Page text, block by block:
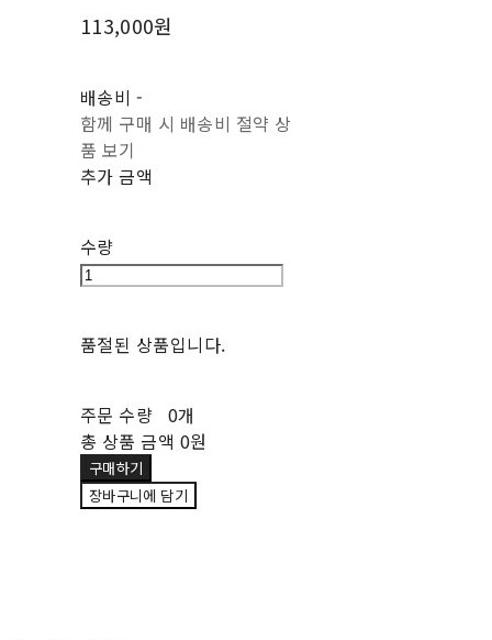
113,000원
배송비 -
함께 구매 시 배송비 절약 상
품 보기
추가 금액
수량
품절된 상품입니다.
주문 수량 0개
총 상품 금액 0원
구매하기
장바구니에 담기